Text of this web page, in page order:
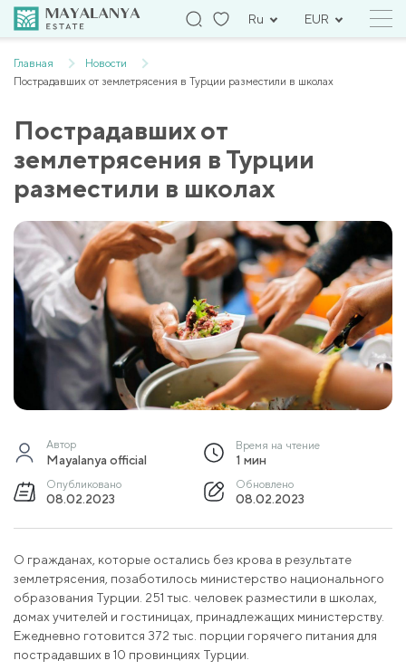
Ru EUR
Главная
Новости
Пострадавших от землетрясения в Турции разместили в школах
Пострадавших от
землетрясения в Турции
разместили в школах
Автор
Mayalanya official
Время на чтение
1 мин
Опубликовано
08.02.2023
Обновлено
08.02.2023
О гражданах, которые остались без крова в результате
землетрясения, позаботилось министерство национального
образования Турции. 251 тыс. человек разместили в школах,
домах учителей и гостиницах, принадлежащих министерству.
Ежедневно готовится 372 тыс. порции горячего питания для
пострадавших в 10 провинциях Турции.